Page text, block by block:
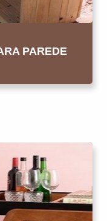
PAREDE